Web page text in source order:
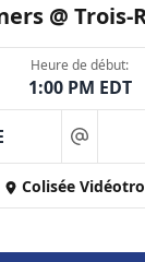
@ Trois-
Heure de début:
1:00 PM EDT
at
Colisée